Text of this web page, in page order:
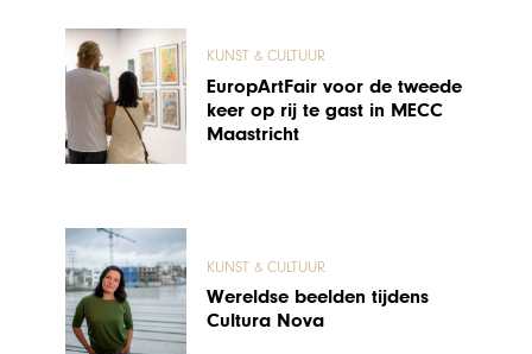
KUNST & CULTUUR
EuropArtFair voor de tweede
keer op rij te gast in MECC
Maastricht
KUNST & CULTUUR
Wereldse beelden tijdens
Cultura Nova